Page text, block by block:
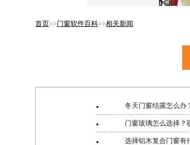
首页>>门窗软件百科>>相关新闻
冬天门窗结露怎么办
门窗玻璃怎么选择？
选择铝木复合门窗有